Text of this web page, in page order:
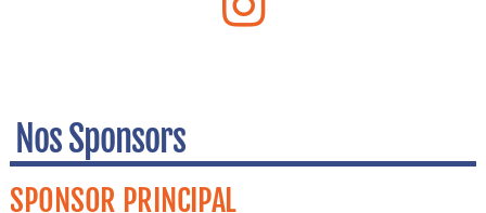
Nos Sponsors
SPONSOR PRINCIPAL